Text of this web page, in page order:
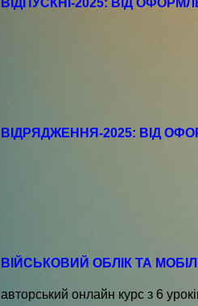
ВІДРЯДЖЕННЯ-2025: ВІД
ВІЙСЬКОВИЙ ОБЛІК ТА
авторський онлайн курс з 6